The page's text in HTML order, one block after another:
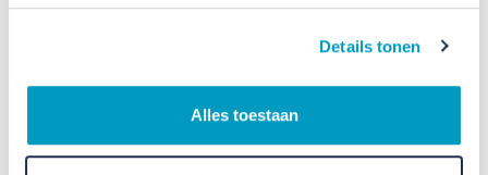
Details tonen
Alles toestaan